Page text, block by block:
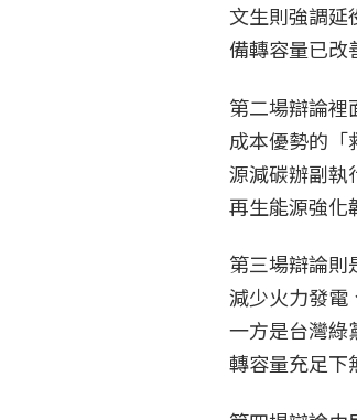
文生則強調延
備轉容量已改
第二場辯論裡
成本優勢的「
源減碳辦副執
再生能源強化
第三場辯論則
減少火力發電
一方是台灣綠
轉容量充足下